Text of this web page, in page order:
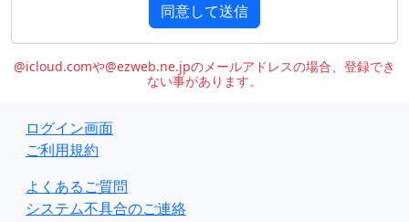
同意して送信
@icloud.comや@ezweb.ne.jpのメールアドレスの場合、登録でき
ない事があります。
ログイン画面
ご利用規約
よくあるご質問
システム不具合のご連絡